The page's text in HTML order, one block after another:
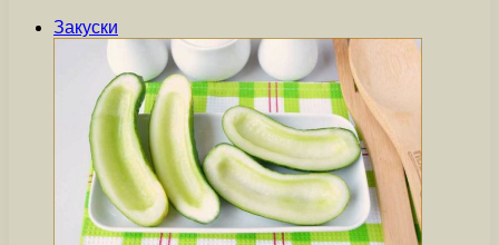
Закуски